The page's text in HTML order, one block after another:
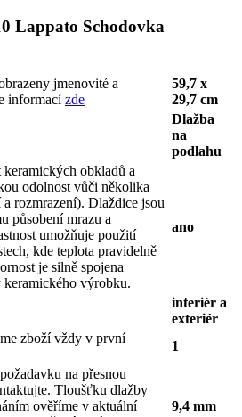
Lappato Schodovka
jmenovité a
informacízde
59,7 x
29,7 cm
Dlažba
na
podlahu
keramických obkladů a
odolnost vůči několika
rozmrazení). Dlaždice jsou
působení mrazu a
umožňuje použití
kde teplota pravidelně
je silně spojena
výrobku.
ano
interiér a
exteriér
zboží vždy v první
1
na přesnou
Tloušťku dlažby
ověříme v aktuální
9,4 mm